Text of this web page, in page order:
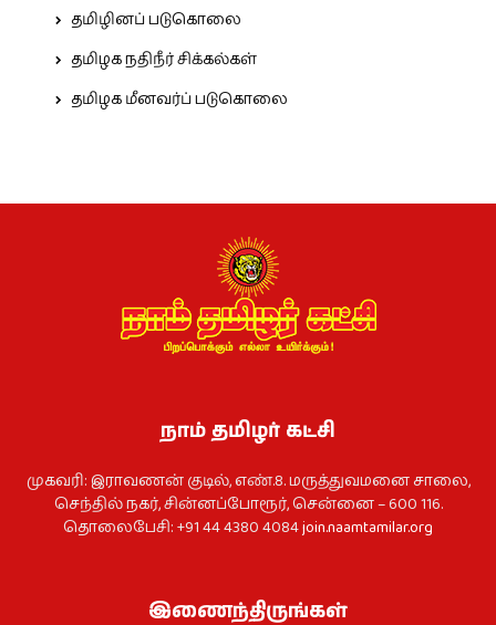
தமிழினப் படுகொலை
தமிழக நதிநீர் சிக்கல்கள்
தமிழக மீனவர்ப் படுகொலை
நாம் தமிழர் கட்சி
முகவரி: இராவணன் குடில், எண்.8. மருத்துவமனை சாலை,
செந்தில் நகர், சின்னப்போரூர், சென்னை – 600 116.
தொலைபேசி: +91 44 4380 4084join.naamtamilar.org
இணைந்திருங்கள்